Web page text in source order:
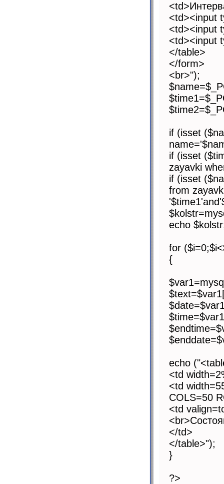
<td><input
<td><input
<td><input
</table>
</form>
<br>");
if (isset
if (isset
zayavki
if (isset
from
echo
for
{
echo
<td
<td
COLS=50
<td
</td>
</table>");
}
?>